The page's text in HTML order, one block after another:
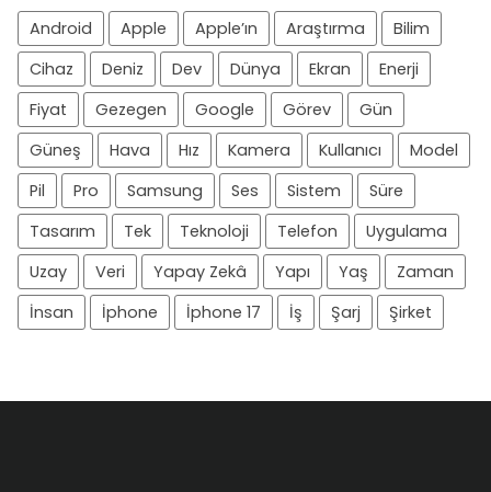
Android Apple Apple’ın Araştırma
Bilim
Cihaz
Deniz Dev Dünya Ekran
Enerji
Fiyat
Gezegen Google Görev
Gün
Güneş
Hava Hız Kamera Kullanıcı
Model
Pil
Pro Samsung Ses Sistem
Süre
Tasarım
Tek Teknoloji Telefon
Uygulama
Uzay
Veri Yapay Zekâ Yapı Yaş
Zaman
İnsan
İphone İphone 17 İş Şarj Şirket